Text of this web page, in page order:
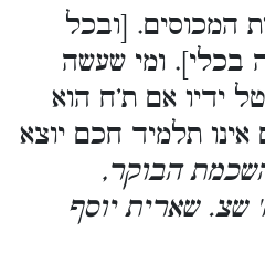
המכוסים. [ובכל
בכלי]. ומי שעשה
ידיו אם ת’ח הוא
תלמיד חכם יוצא
הבוקר,
שצ. שארית יוסף